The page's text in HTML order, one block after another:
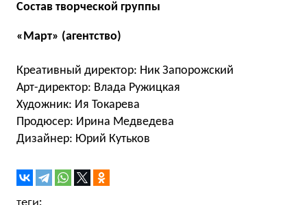
Состав творческой группы
«Март» (агентство)
Креативный директор: Ник Запорожский
Арт-директор: Влада Ружицкая
Художник: Ия Токарева
Продюсер: Ирина Медведева
Дизайнер: Юрий Кутьков